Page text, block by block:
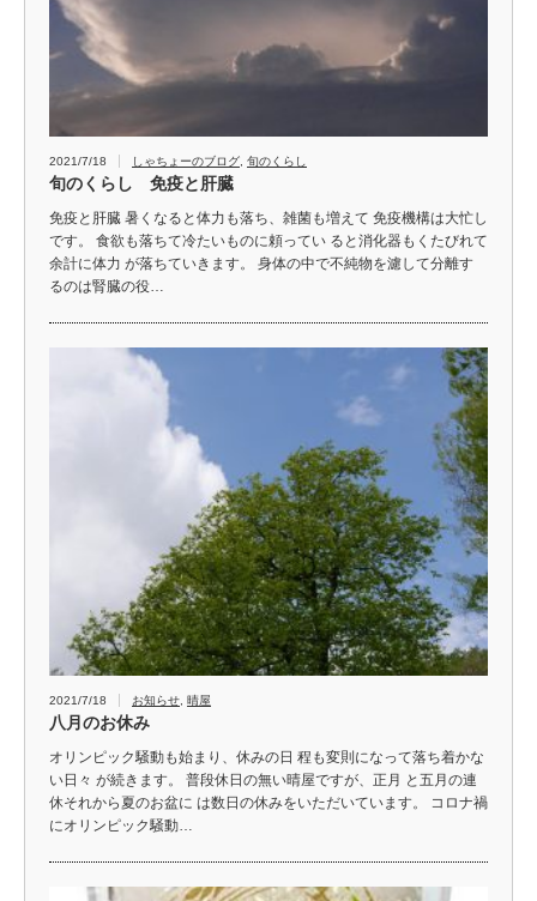
2021/7/18 しゃちょーのブログ 旬のくらし
旬のくらし 免疫と肝臓
免疫と肝臓 暑くなると体力も落ち、雑菌も増えて 免疫機構は大忙し
です。 食欲も落ちて冷たいものに頼ってい ると消化器もくたびれて
余計に体力 が落ちていきます。 身体の中で不純物を濾して分離す
るのは腎臓の役…
2021/7/18 お知らせ 晴屋
八月のお休み
オリンピック騒動も始まり、休みの日 程も変則になって落ち着かな
い日々 が続きます。 普段休日の無い晴屋ですが、正月 と五月の連
休それから夏のお盆に は数日の休みをいただいています。 コロナ禍
にオリンピック騒動…